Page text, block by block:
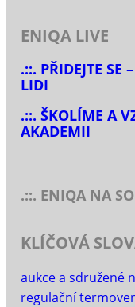
ENIQA LIVE
.::. PŘIDEJTE SE
LIDI
.::. ŠKOLÍME A
AKADEMII
.::. ENIQA NA
KLÍČOVÁ
aukce a sdružené
regulační